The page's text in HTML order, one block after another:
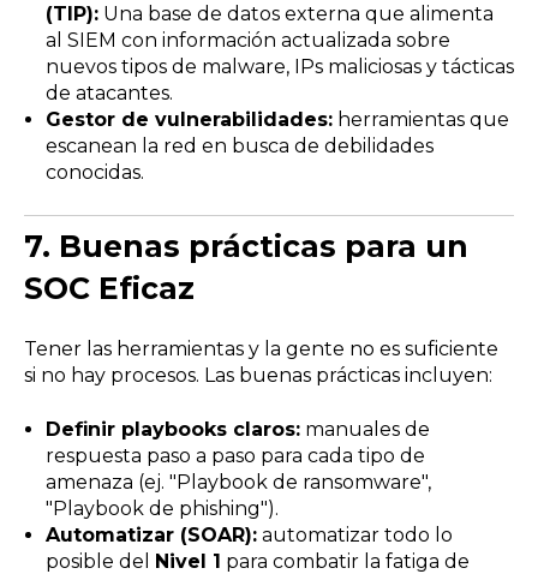
(TIP):Una base de datos externa que alimenta
al SIEM con información actualizada sobre
nuevos tipos de malware, IPs maliciosas y tácticas
de atacantes.
Gestor de vulnerabilidades:herramientas que
escanean la red en busca de debilidades
conocidas.
7. Buenas prácticas para un
SOC Eficaz
Tener las herramientas y la gente no es suficiente
si no hay procesos. Las buenas prácticas incluyen:
Definir playbooks claros:manuales de
respuesta paso a paso para cada tipo de
amenaza (ej. "Playbook de ransomware",
"Playbook de phishing").
Automatizar (SOAR):automatizar todo lo
posible del Nivel 1 para combatir la fatiga de